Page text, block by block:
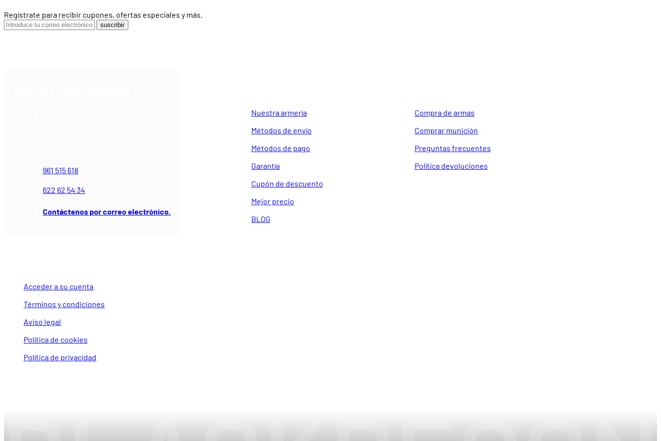
Regístrate para recibir cupones, ofertas especiales y más.
suscribir
961 515 618
622 62 54 34
Contáctenos por correo electrónico.
Nuestra armería
Métodos de envío
Métodos de pago
Garantía
Cupón de descuento
Mejor precio
BLOG
Compra de armas
Comprar munición
Preguntas frecuentes
Política devoluciones
Acceder a su cuenta
Términos y condiciones
Aviso legal
Política de cookies
Política de privacidad